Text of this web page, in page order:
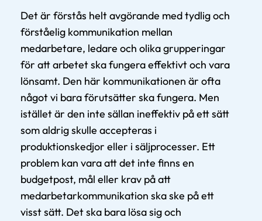
Det är förstås helt avgörande med tydlig och
förståelig kommunikation mellan
medarbetare, ledare och olika grupperingar
för att arbetet ska fungera effektivt och vara
lönsamt. Den här kommunikationen är ofta
något vi bara förutsätter ska fungera. Men
istället är den inte sällan ineffektiv på ett sätt
som aldrig skulle accepteras i
produktionskedjor eller i säljprocesser. Ett
problem kan vara att det inte finns en
budgetpost, mål eller krav på att
medarbetarkommunikation ska ske på ett
visst sätt. Det ska bara lösa sig och